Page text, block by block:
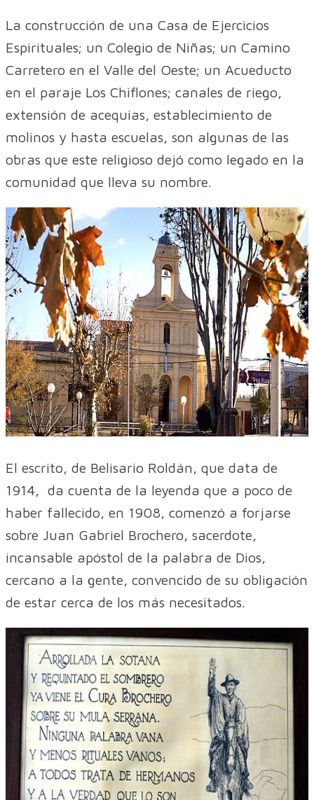
La construcción de una Casa de Ejercicios
Espirituales; un Colegio de Niñas; un Camino
Carretero en el Valle del Oeste; un Acueducto
en el paraje Los Chiflones; canales de riego,
extensión de acequias, establecimiento de
molinos y hasta escuelas, son algunas de las
obras que este religioso dejó como legado en la
comunidad que lleva su nombre.
El escrito, de Belisario Roldán, que data de
1914, da cuenta de la leyenda que a poco de
haber fallecido, en 1908, comenzó a forjarse
sobre Juan Gabriel Brochero, sacerdote,
incansable apóstol de la palabra de Dios,
cercano a la gente, convencido de su obligación
de estar cerca de los más necesitados.